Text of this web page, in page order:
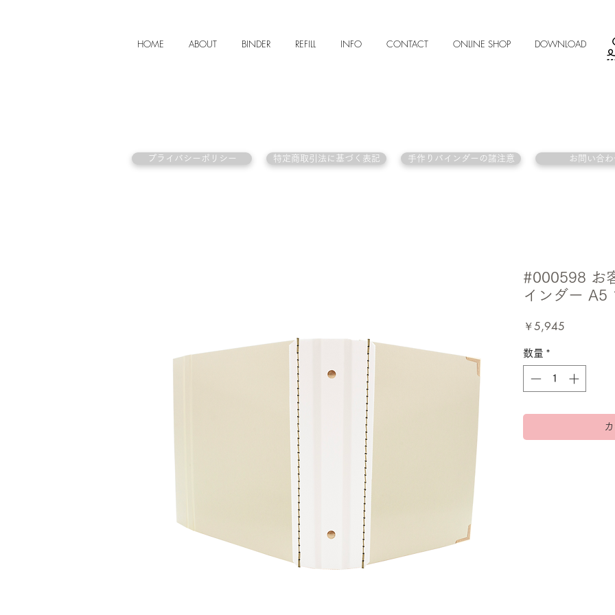
HOME ABOUT BINDER REFILL INFO CONTACT ONLINE SHOP DOWNLOAD
#000598 お
インダー A5
￥5,945
数量 *
プライバシーポリシー 特定商取引法に基づく表記 手作りバインダーの諸注意 お問い合わ